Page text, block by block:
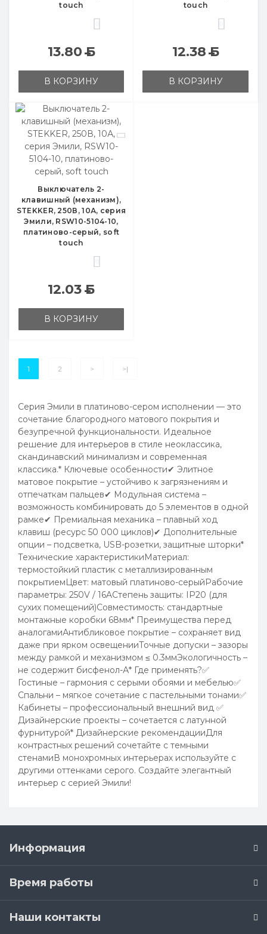
touch
13.80Б
В КОРЗИНУ
touch
12.38Б
В КОРЗИНУ
Выключатель 2-
клавишный (механизм),
STEKKER, 250В, 10А, серия
Эмили, RSW10-5104-10,
платиново-серый, soft
touch
12.03Б
В КОРЗИНУ
1 2 > >|
Серия Эмили в платиново-сером исполнении — это
сочетание благородного матового покрытия и
безупречной функциональности. Идеальное
решение для интерьеров в стиле неоклассика,
скандинавский минимализм и современная
классика.* Ключевые особенности✔ Элитное
матовое покрытие – устойчиво к загрязнениям и
отпечаткам пальцев✔ Модульная система –
возможность комбинировать до 5 элементов в одной
рамке✔ Премиальная механика – плавный ход
клавиш (ресурс 50 000 циклов)✔ Дополнительные
опции – подсветка, USB-розетки, защитные шторки*
Технические характеристикиМатериал:
термостойкий пластик с металлизированным
покрытиемЦвет: матовый платиново-серыйРабочие
параметры: 250V / 16AСтепень защиты: IP20 (для
сухих помещений)Совместимость: стандартные
монтажные коробки 68мм* Преимущества перед
аналогамиАнтибликовое покрытие – сохраняет вид
даже при ярком освещенииТочные допуски – зазоры
между рамкой и механизмом ≤ 0.3ммЭкологичность –
не содержит бисфенол-А* Где применять?✅
Гостиные – гармония с серыми обоями и мебелью✅
Спальни – мягкое сочетание с пастельными тонами✅
Кабинеты – профессиональный внешний вид ✅
Дизайнерские проекты – сочетается с латунной
фурнитурой* Дизайнерские рекомендацииДля
контрастных решений сочетайте с темными
стенамиВ монохромных интерьерах используйте с
другими оттенками серого. Создайте элегантный
интерьер с серией Эмили!
Информация
Время работы
Наши контакты